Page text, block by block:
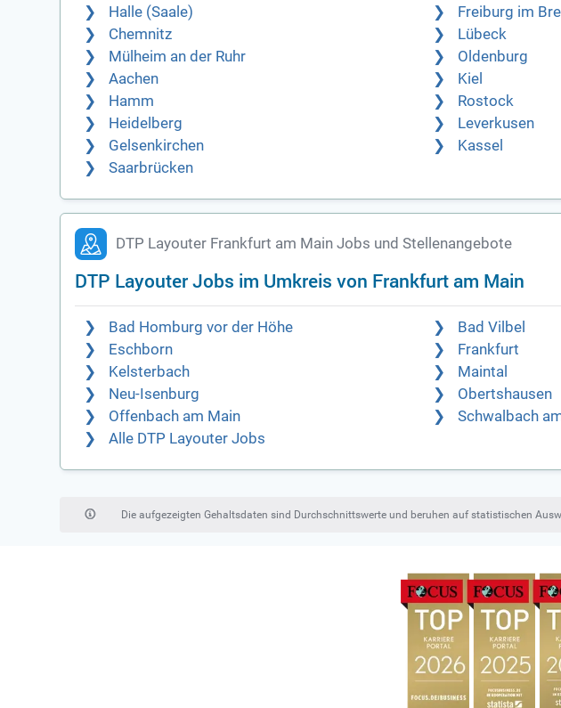
Halle (Saale)
Freiburg im
Chemnitz
Lübeck
Mülheim an der Ruhr
Oldenburg
Aachen
Kiel
Hamm
Rostock
Heidelberg
Leverkusen
Gelsenkirchen
Kassel
Saarbrücken
DTP Layouter Frankfurt am Main Jobs und Stellenangebote
DTP Layouter Jobs im Umkreis von Frankfurt am Main
Bad Homburg vor der Höhe Bad Vilbel
Eschborn
Frankfurt
Kelsterbach
Maintal
Neu-Isenburg
Obertshausen
Offenbach am Main
Schwalbach
Alle DTP Layouter Jobs
Die aufgezeigten Gehaltsdaten sind Durchschnittswerte und beruhen auf statistischen